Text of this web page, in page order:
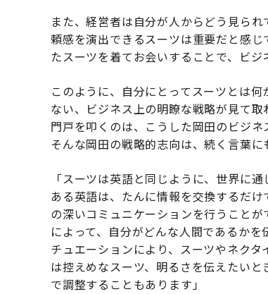
また、経営者は自分が人からどう見ら
頼感を演出できるスーツは重要だと感
たスーツを着てお会いすることで、ビジ
このように、自分にとってスーツとは
ない、ビジネス上の明瞭な戦略が見て
門戸を叩くのは、こうした岡田のビジ
そんな岡田の戦略的志向は、続く言葉に
「スーツは英語と同じように、世界に
ある英語は、たんに情報を交換するだ
の深いコミュニケーションを行うこと
によって、自分がどんな人間であるか
チュエーションにより、スーツやネク
は控えめなスーツ、明るさを伝えたい
で調整することもあります」